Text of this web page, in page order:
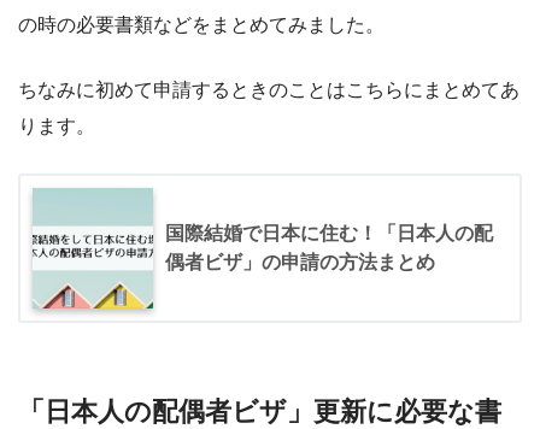
の時の必要書類などをまとめてみました。
ちなみに初めて申請するときのことはこちらにまとめてあ
ります。
国際結婚で日本に住む！「日本人の配
偶者ビザ」の申請の方法まとめ
「日本人の配偶者ビザ」更新に必要な書